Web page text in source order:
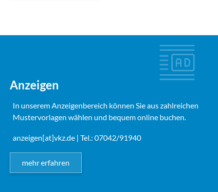
Anzeigen
In unserem Anzeigenbereich können Sie aus zahlreichen
Mustervorlagen wählen und bequem online buchen.
anzeigen[at]vkz.de | Tel.: 07042/91940
mehr erfahren